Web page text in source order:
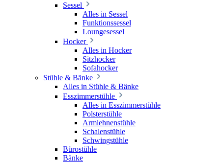
Sessel
Alles in Sessel
Funktionssessel
Loungesessel
Hocker
Alles in Hocker
Sitzhocker
Sofahocker
Stühle & Bänke
Alles in Stühle & Bänke
Esszimmerstühle
Alles in Esszimmerstühle
Polsterstühle
Armlehnenstühle
Schalenstühle
Schwingstühle
Bürostühle
Bänke